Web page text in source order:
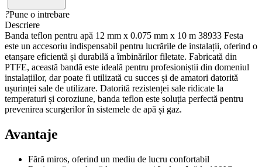
?Pune o intrebare
Descriere
Banda teflon pentru apă 12 mm x 0.075 mm x 10 m 38933 Festa
este un accesoriu indispensabil pentru lucrările de instalații, oferind o
etanșare eficientă și durabilă a îmbinărilor filetate. Fabricată din
PTFE, această bandă este ideală pentru profesioniștii din domeniul
instalațiilor, dar poate fi utilizată cu succes și de amatori datorită
ușurinței sale de utilizare. Datorită rezistenței sale ridicate la
temperaturi și coroziune, banda teflon este soluția perfectă pentru
prevenirea scurgerilor în sistemele de apă și gaz.
Avantaje
Fără miros, oferind un mediu de lucru confortabil